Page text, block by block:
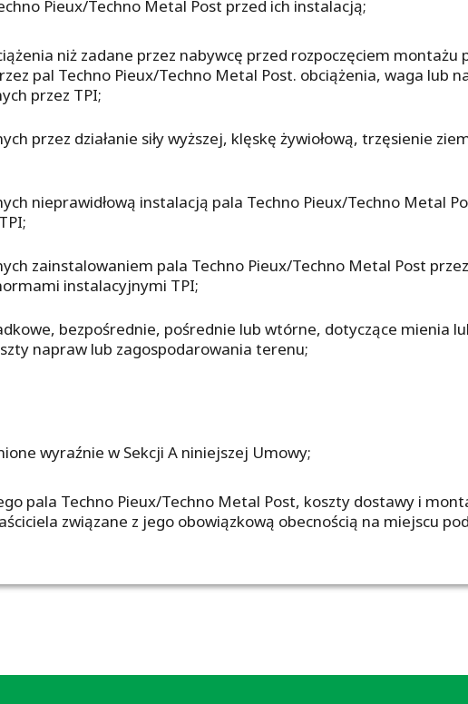
Pieux/Techno Metal Post przed ich instalacją;
niż zadane przez nabywcę przed rozpoczęciem montażu
pal Techno Pieux/Techno Metal Post. obciążenia, waga lub
przez TPI;
przez działanie siły wyższej, klęskę żywiołową, trzęsienie
nieprawidłową instalacją pala Techno Pieux/Techno Metal
zainstalowaniem pala Techno Pieux/Techno Metal Post
instalacyjnymi TPI;
bezpośrednie, pośrednie lub wtórne, dotyczące mienia
napraw lub zagospodarowania terenu;
wyraźnie w Sekcji A niniejszej Umowy;
pala Techno Pieux/Techno Metal Post, koszty dostawy i
związane z jego obowiązkową obecnością na miejscu